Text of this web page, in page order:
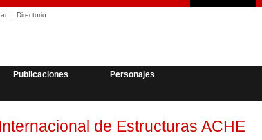
Directorio
Publicaciones
Personajes
de Estructuras ACHE